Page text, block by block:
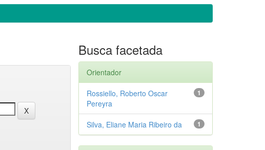
Busca facetada
Orientador
1
Rossiello, Roberto Oscar
Pereyra
1
Silva, Eliane Maria Ribeiro da